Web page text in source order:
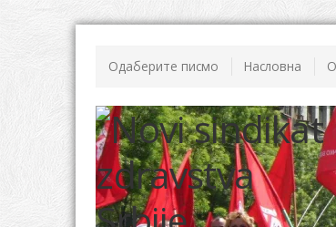
Одаберите писмо Насловна